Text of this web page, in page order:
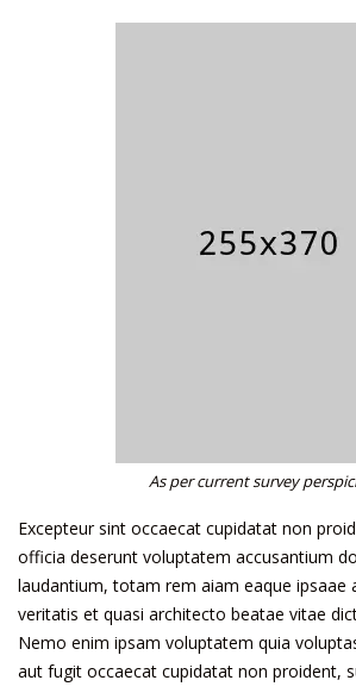
Excepteur sint occaecat cupidatat non
officia deserunt voluptatem accusantium
laudantium, totam rem aiam eaque ipsaae
veritatis et quasi architecto beatae vitae
Nemo enim ipsam voluptatem quia
aut fugit occaecat cupidatat non proident,
As per current survey